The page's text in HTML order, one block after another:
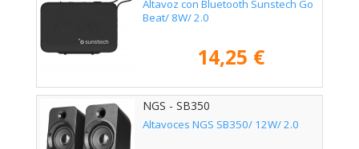
Altavoz con Bluetooth Sunstech Go
Beat/ 8W/ 2.0
14,25 €
NGS - SB350
Altavoces NGS SB350/ 12W/ 2.0